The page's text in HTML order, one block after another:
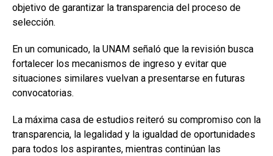
objetivo de garantizar la transparencia del proceso de
selección.
En un comunicado, la UNAM señaló que la revisión busca
fortalecer los mecanismos de ingreso y evitar que
situaciones similares vuelvan a presentarse en futuras
convocatorias.
La máxima casa de estudios reiteró su compromiso con la
transparencia, la legalidad y la igualdad de oportunidades
para todos los aspirantes, mientras continúan las